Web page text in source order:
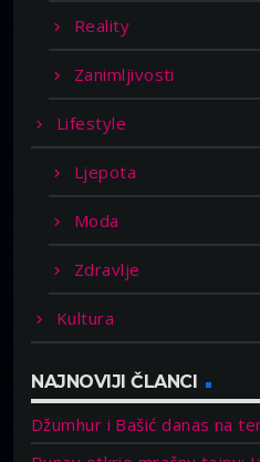
Reality
Zanimljivosti
Lifestyle
Ljepota
Moda
Zdravlje
Kultura
NAJNOVIJI ČLANCI
Džumhur i Bašić danas na